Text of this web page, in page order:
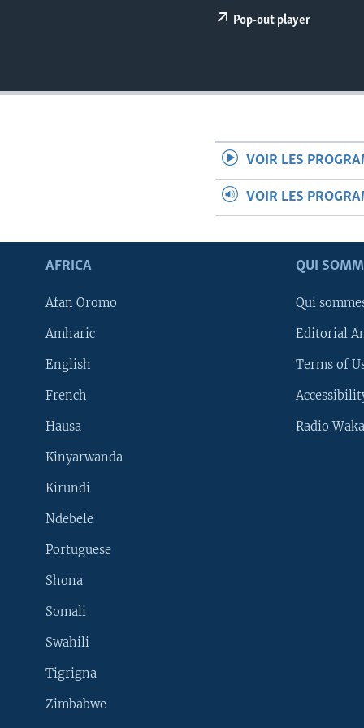
SUIVEZ-NOUS
Langues
Pop-out player
VOIR LES
VOIR LES
AFRICA
Afan Oromo
Amharic
English
French
Hausa
Kinyarwanda
Kirundi
Ndebele
Portuguese
Shona
Somali
Swahili
Tigrigna
Zimbabwe
QUI
Qui
Editorial
Terms of
Radio